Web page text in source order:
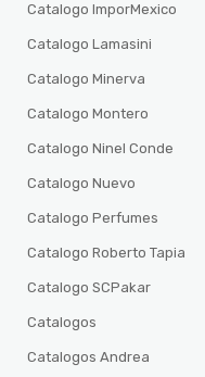
Catalogo ImporMexico
Catalogo Lamasini
Catalogo Minerva
Catalogo Montero
Catalogo Ninel Conde
Catalogo Nuevo
Catalogo Perfumes
Catalogo Roberto Tapia
Catalogo SCPakar
Catalogos
Catalogos Andrea